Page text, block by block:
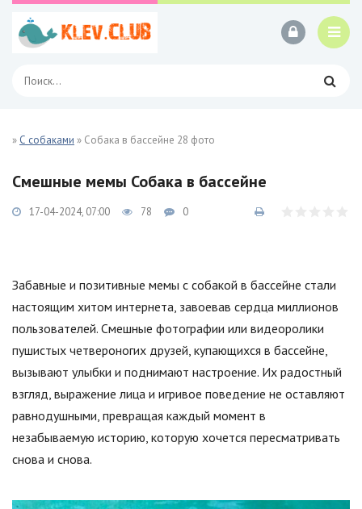
» С собаками » Собака в бассейне 28 фото
Смешные мемы Собака в бассейне
17-04-2024, 07:00 78 0
Забавные и позитивные мемы с собакой в бассейне стали
настоящим хитом интернета, завоевав сердца миллионов
пользователей. Смешные фотографии или видеоролики
пушистых четвероногих друзей, купающихся в бассейне,
вызывают улыбки и поднимают настроение. Их радостный
взгляд, выражение лица и игривое поведение не оставляют
равнодушными, превращая каждый момент в
незабываемую историю, которую хочется пересматривать
снова и снова.